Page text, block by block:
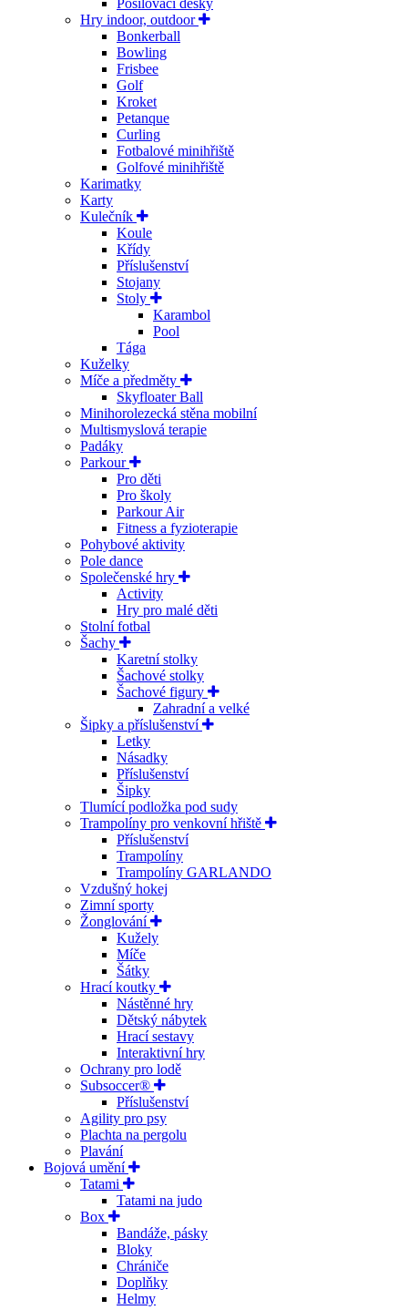
Hry indoor, outdoor
Bonkerball
Bowling
Frisbee
Golf
Kroket
Petanque
Curling
Fotbalové minihřiště
Golfové minihřiště
Karimatky
Karty
Kulečník
Koule
Křídy
Příslušenství
Stojany
Stoly
Karambol
Pool
Tága
Kuželky
Míče a předměty
Skyfloater Ball
Minihorolezecká stěna mobilní
Multismyslová terapie
Padáky
Parkour
Pro děti
Pro školy
Parkour Air
Fitness a fyzioterapie
Pohybové aktivity
Pole dance
Společenské hry
Activity
Hry pro malé děti
Stolní fotbal
Šachy
Karetní stolky
Šachové stolky
Šachové figury
Zahradní a velké
Šipky a příslušenství
Letky
Násadky
Příslušenství
Šipky
Tlumící podložka pod sudy
Trampolíny pro venkovní hřiště
Příslušenství
Trampolíny
Trampolíny GARLANDO
Vzdušný hokej
Zimní sporty
Žonglování
Kužely
Míče
Šátky
Hrací koutky
Nástěnné hry
Dětský nábytek
Hrací sestavy
Interaktivní hry
Ochrany pro lodě
Subsoccer®
Příslušenství
Agility pro psy
Plachta na pergolu
Plavání
Bojová umění
Tatami
Tatami na judo
Box
Bandáže, pásky
Bloky
Chrániče
Doplňky
Helmy